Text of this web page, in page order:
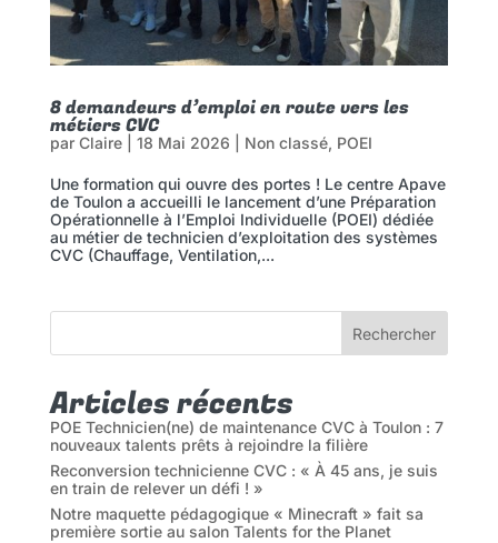
8 demandeurs d’emploi en route vers les
métiers CVC
par Claire| 18 Mai 2026 Non classé, POEI
Une formation qui ouvre des portes ! Le centre Apave
de Toulon a accueilli le lancement d’une Préparation
Opérationnelle à l’Emploi Individuelle (POEI) dédiée
au métier de technicien d’exploitation des systèmes
CVC (Chauffage, Ventilation,...
Rechercher
Articles récents
POE Technicien(ne) de maintenance CVC à Toulon : 7
nouveaux talents prêts à rejoindre la filière
Reconversion technicienne CVC : « À 45 ans, je suis
en train de relever un défi ! »
Notre maquette pédagogique « Minecraft » fait sa
première sortie au salon Talents for the Planet